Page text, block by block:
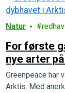
Natur
For første
nye arter
Greenpeace har
Arktis. Med